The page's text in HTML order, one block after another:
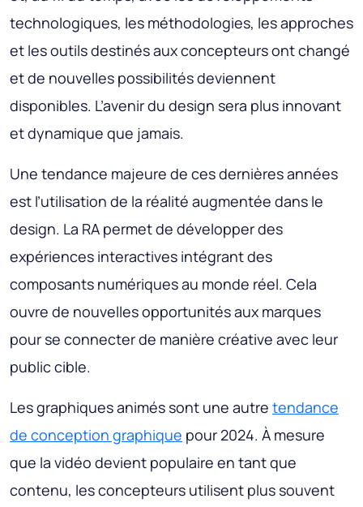
technologiques, les méthodologies, les approches
et les outils destinés aux concepteurs ont changé
et de nouvelles possibilités deviennent
disponibles. L’avenir du design sera plus innovant
et dynamique que jamais.
Une tendance majeure de ces dernières années
est l’utilisation de la réalité augmentée dans le
design. La RA permet de développer des
expériences interactives intégrant des
composants numériques au monde réel. Cela
ouvre de nouvelles opportunités aux marques
pour se connecter de manière créative avec leur
public cible.
Les graphiques animés sont une autre tendance
de conception graphique pour 2024. À mesure
que la vidéo devient populaire en tant que
contenu, les concepteurs utilisent plus souvent